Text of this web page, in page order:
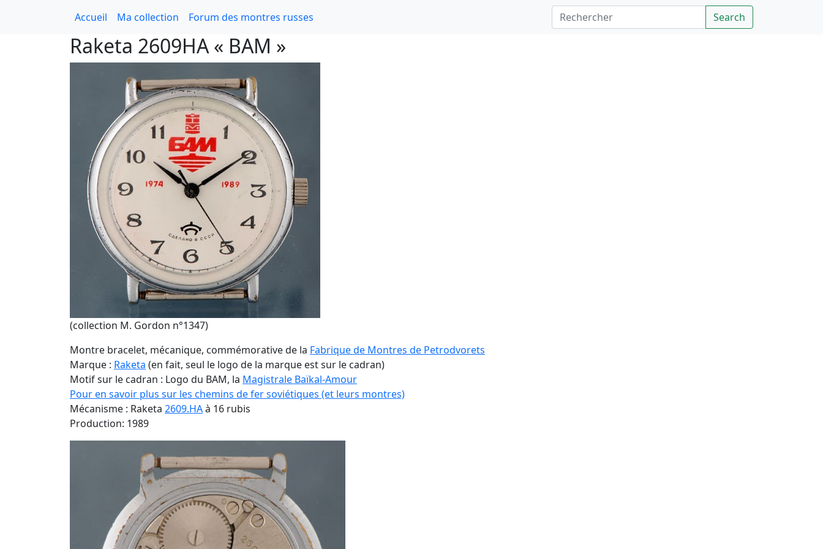
Accueil Ma collection Forum des montres russes Rechercher
Search
Raketa 2609HA « BAM »
(collection M. Gordon n°1347)
Montre bracelet, mécanique, commémorative de la Fabrique de Montres de Petrodvorets
Marque : Raketa (en fait, seul le logo de la marque est sur le cadran)
Motif sur le cadran : Logo du BAM, la Magistrale Baïkal-Amour
Pour en savoir plus sur les chemins de fer soviétiques (et leurs montres)
Mécanisme : Raketa 2609.HAà 16 rubis
Production: 1989